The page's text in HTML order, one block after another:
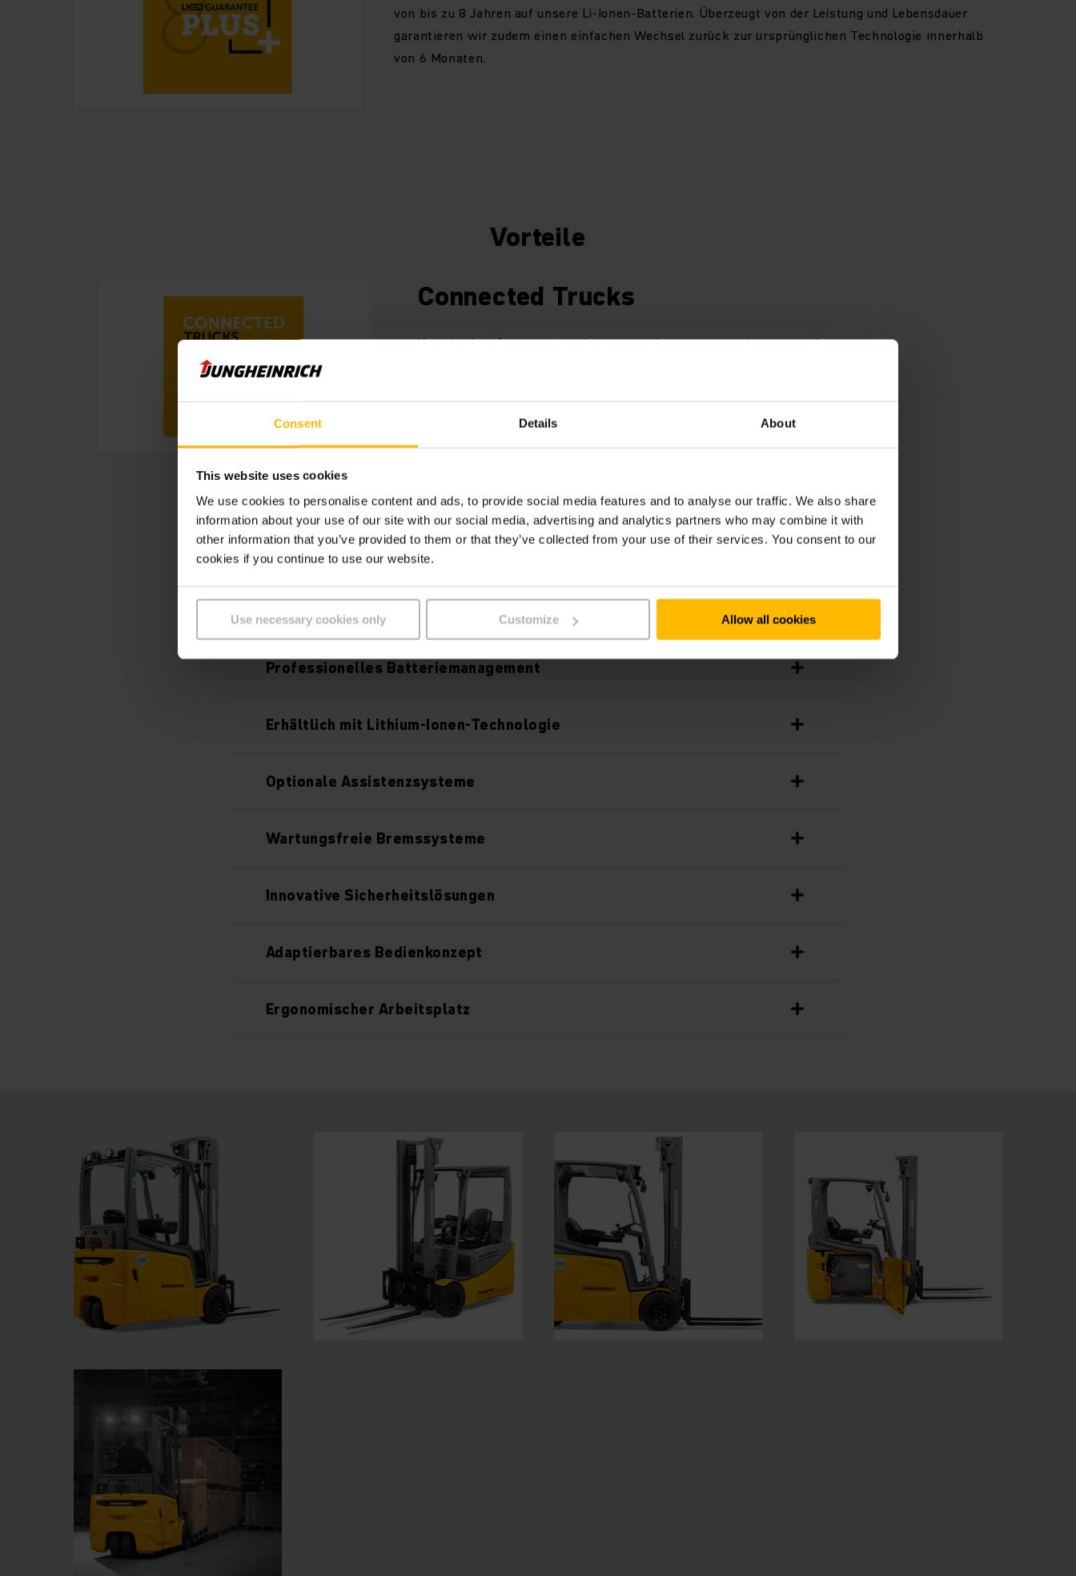
Consent Details About
This website uses cookies
We use cookies to personalise content and ads, to provide social media features and to analyse our traffic. We also share
information about your use of our site with our social media, advertising and analytics partners who may combine it with
other information that you’ve provided to them or that they’ve collected from your use of their services. You consent to our
cookies if you continue to use our website.
Use necessary cookies only Customize Allow all cookies
von bis zu 8 Jahren auf unsere Li-Ionen-Batterien. Überzeugt von der Leistung und Lebensdauer
garantieren wir zudem einen einfachen Wechsel zurück zur ursprünglichen Technologie innerhalb
von 6 Monaten.
Vorteile
Connected Trucks
Use the data from your trucks to save time, energy and money and
Features
PureEnergy-Technologiekonzept
Professionelles Batteriemanagement
Erhältlich mit Lithium-Ionen-Technologie
Optionale Assistenzsysteme
Wartungsfreie Bremssysteme
Innovative Sicherheitslösungen
Adaptierbares Bedienkonzept
Ergonomischer Arbeitsplatz